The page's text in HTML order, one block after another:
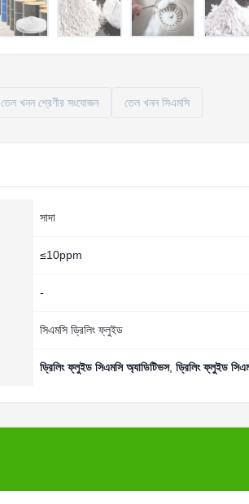
তেল খনন শ্রেণীর সংযোজন তেল খনন সিএমসি
সাদা
≤10ppm
-
সিএমসি ড্রিলিং ফ্লুইড
ড্রিলিং ফ্লুইড সিএমসি অ্যাডিটিভস, ড্রিলিং ফ্লুইড